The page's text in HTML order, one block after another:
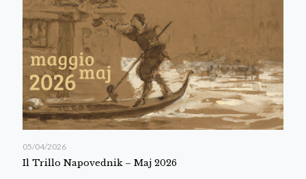
05/04/2026
Il Trillo Napovednik – Maj 2026